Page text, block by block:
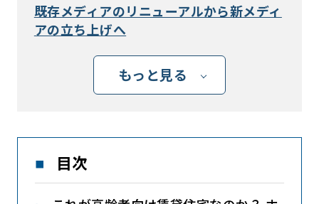
既存メディアのリニューアルから新メディ
アの立ち上げへ
もっと見る
目次